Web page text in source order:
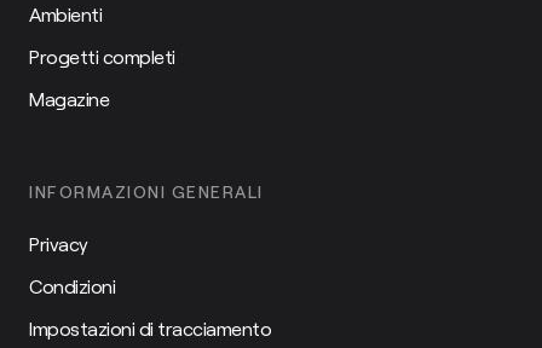
Ambienti
Progetti completi
Magazine
INFORMAZIONI GENERALI
Privacy
Condizioni
Impostazioni di tracciamento